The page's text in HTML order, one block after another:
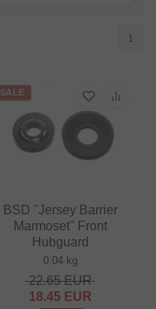
1
SALE
BSD "Jersey Barrier
Marmoset" Front
Hubguard
0.04 kg
22.65EUR
18.45 EUR